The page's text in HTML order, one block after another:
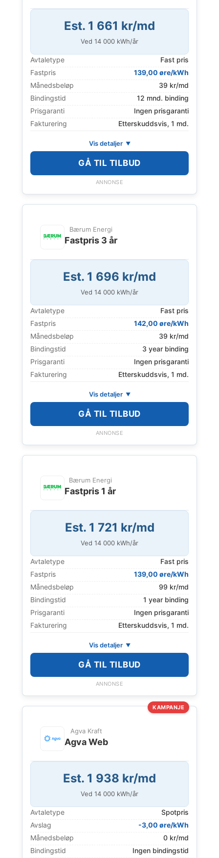
Est. 1 661 kr/md
Ved 14 000 kWh/år
Avtaletype
Fast pris
Fastpris
139,00 øre/kWh
Månedsbeløp
39 kr/md
Bindingstid
12 mnd. binding
Prisgaranti
Ingen prisgaranti
Fakturering
Etterskuddsvis, 1 md.
Vis detaljer
GÅ TIL TILBUD
ANNONSE
Bærum Energi
Fastpris 3 år
Est. 1 696 kr/md
Ved 14 000 kWh/år
Avtaletype
Fast pris
Fastpris
142,00 øre/kWh
Månedsbeløp
39 kr/md
Bindingstid
3 year binding
Prisgaranti
Ingen prisgaranti
Fakturering
Etterskuddsvis, 1 md.
Vis detaljer
GÅ TIL TILBUD
ANNONSE
Bærum Energi
Fastpris 1 år
Est. 1 721 kr/md
Ved 14 000 kWh/år
Avtaletype
Fast pris
Fastpris
139,00 øre/kWh
Månedsbeløp
99 kr/md
Bindingstid
1 year binding
Prisgaranti
Ingen prisgaranti
Fakturering
Etterskuddsvis, 1 md.
Vis detaljer
GÅ TIL TILBUD
ANNONSE
KAMPANJE
Agva Kraft
Agva Web
Est. 1 938 kr/md
Ved 14 000 kWh/år
Avtaletype
Spotpris
Avslag
-3,00 øre/kWh
Månedsbeløp
0 kr/md
Bindingstid
Ingen bindingstid